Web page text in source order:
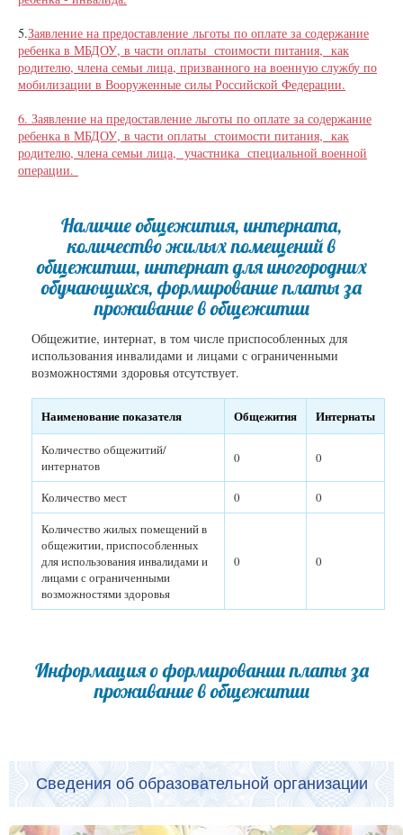
5.Заявление на предоставление льготы по оплате за содержание
ребенка в МБДОУ, в части оплаты стоимости питания, как
родителю, члена семьи лица, призванного на военную службу по
мобилизации в Вооруженные силы Российской Федерации.
6. Заявление на предоставление льготы по оплате за содержание
ребенка в МБДОУ, в части оплаты стоимости питания, как
родителю, члена семьи лица, участника специальной военной
операции.
Наличие общежития, интерната,
количество жилых помещений в
общежитии, интернат для иногородних
обучающихся, формирование платы за
проживание в общежитии
Общежитие, интернат, в том числе приспособленных для
использования инвалидами и лицами с ограниченными
возможностями здоровья отсутствует.
Наименование показателя Общежития Интернаты
Количество общежитий/
интернатов
0 0
Количество мест 0
0
Количество жилых помещений в
общежитии, приспособленных
для использования инвалидами и
лицами с ограниченными
возможностями здоровья
0 0
Информация о формировании платы за
проживание в общежитии
Сведения об образовательной организации